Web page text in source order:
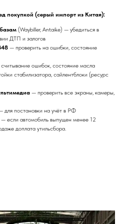
покупкой (серый импорт из Китая):
(Waybiller, Antaike) — убедиться в
ДТП и залогов
— проверить на ошибки, состояние
ошибок, состояние масла
стабилизатора, сайлентблоки (ресурс
— проверить все экраны, камеры,
для постановки на учёт в РФ
— если автомобиль выпущен менее 12
доплата утильсбора.
Наши
(кейсы)